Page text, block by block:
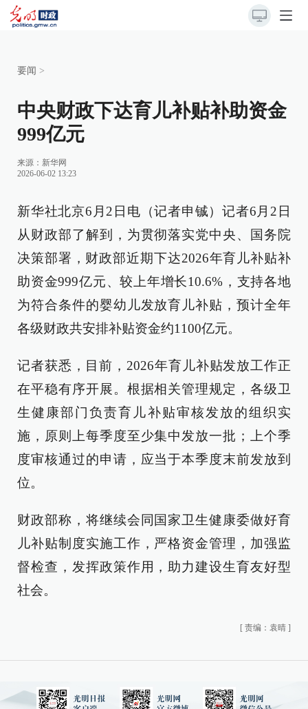
要闻 >
中央财政下达育儿补贴补助资金
999亿元
来源： 新华网
2026-06-02 13:23
新华社北京6月2日电（记者申铖）记者6月2日
从财政部了解到，为贯彻落实党中央、国务院
决策部署，财政部近期下达2026年育儿补贴补
助资金999亿元、较上年增长10.6%，支持各地
为符合条件的婴幼儿发放育儿补贴，预计全年
各级财政共安排补贴资金约1100亿元。
记者获悉，目前，2026年育儿补贴发放工作正
在平稳有序开展。根据相关管理规定，各级卫
生健康部门负责育儿补贴审核发放的组织实
施，原则上每季度至少集中发放一批；上个季
度审核通过的申请，应当于本季度末前发放到
位。
财政部称，将继续会同国家卫生健康委做好育
儿补贴制度实施工作，严格资金管理，加强监
督检查，发挥政策作用，助力建设生育友好型
社会。
[ 责编：袁晴 ]